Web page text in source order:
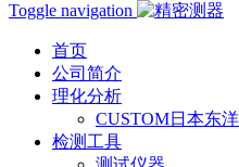
Toggle navigation
首页
公司简介
理化分析
CUSTOM日本东洋
检测工具